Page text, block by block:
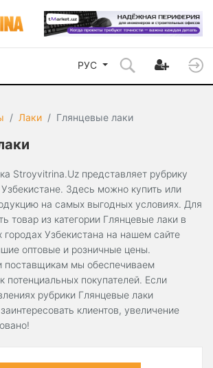
РУС
Лаки Глянцевые лаки
Stroyvitrina.Uz представляет рубрику
Здесь можно купить или
на самых выгодных условиях. Для
товар из категории Глянцевые лаки в
городах Узбекистана на нашем сайте
оптовые и розничные цены.
поставщикам мы обеспечиваем
потенциальных покупателей. Если
рубрики Глянцевые лаки
клиентов, увеличение